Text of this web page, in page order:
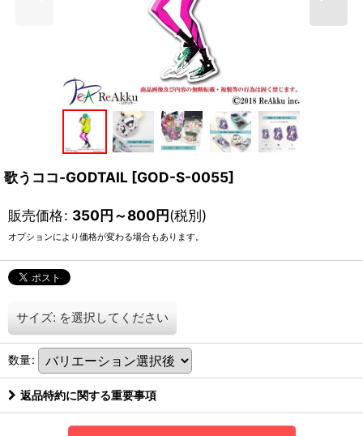
歌うココ-GODTAIL [GOD-S-0055]
販売価格: 350円～800円(税別)
オプションにより価格が変わる場合もあります。
サイズ: を選択してください
数量:
返品特約に関する重要事項